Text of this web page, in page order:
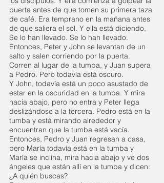
puerta antes de que tomen su primera taza
de café. Era temprano en la mañana antes
de que saliera el sol. Y ella está diciendo,
Se lo han llevado. Se lo han llevado.
Entonces, Peter y John se levantan de un
salto y salen corriendo por la puerta.
Corren al lugar de la tumba, y Juan supera
a Pedro. Pero todavía está oscuro.
Y John, todavía está un poco asustado de
estar en la oscuridad en la tumba. Y mira
hacia abajo, pero no entra y Peter llega
deslizándose a la tercera. Pedro está en la
tumba y está mirando alrededor y
encuentran que la tumba está vacía.
Entonces, Pedro y Juan regresan a casa,
pero María todavía está en la tumba y
María se inclina, mira hacia abajo y ve dos
ángeles que están allí en la tumba y dicen:
¿A quién buscas?